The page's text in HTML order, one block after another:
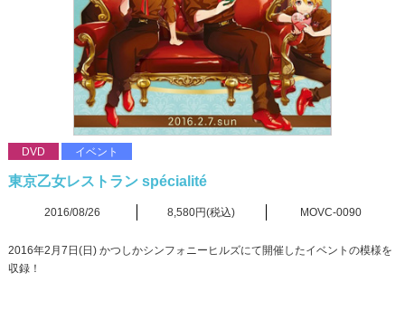
DVD イベント
東京乙女レストラン spécialité
2016/08/26 8,580円(税込) MOVC-0090
2016年2月7日(日) かつしかシンフォニーヒルズにて開催したイベントの模様を
収録！